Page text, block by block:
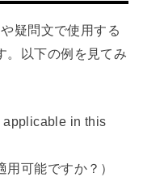
疑問文で使用する
。以下の例を見てみ
applicable in this
用可能ですか？）